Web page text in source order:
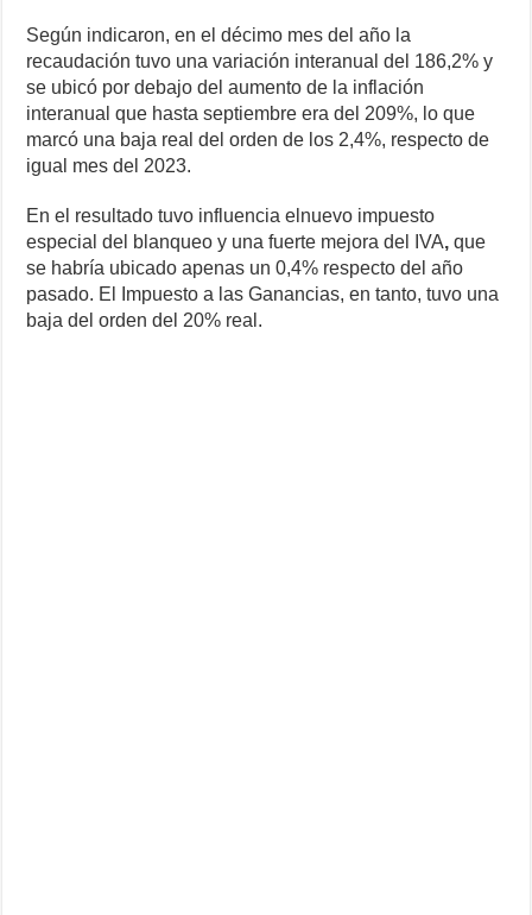
o
k
p
er
k
Según indicaron, en el décimo mes del año la
recaudación tuvo una variación interanual del 186,2% y
se ubicó por debajo del aumento de la inflación
interanual que hasta septiembre era del 209%, lo que
marcó una baja real del orden de los 2,4%, respecto de
igual mes del 2023.
En el resultado tuvo influencia elnuevo impuesto
especial del blanqueo y una fuerte mejora del IVA, que
se habría ubicado apenas un 0,4% respecto del año
pasado. El Impuesto a las Ganancias, en tanto, tuvo una
baja del orden del 20% real.